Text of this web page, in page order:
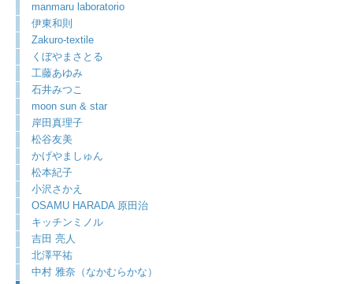
manmaru laboratorio
伊東和則
Zakuro-textile
くぼやまさとる
工藤あゆみ
石井みつこ
moon sun & star
岸田真理子
松谷友美
かげやましゅん
松本紀子
小沢さかえ
OSAMU HARADA 原田治
キッチンミノル
吉田 亮人
北澤平祐
中村 雅奈（なかむらかな）